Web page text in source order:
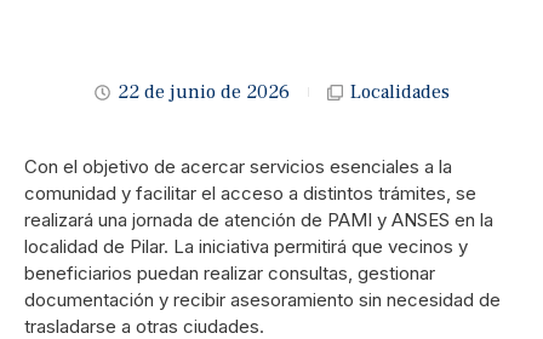
22 de junio de 2026 Localidades
Con el objetivo de acercar servicios esenciales a la
comunidad y facilitar el acceso a distintos trámites, se
realizará una jornada de atención de PAMI y ANSES en la
localidad de Pilar. La iniciativa permitirá que vecinos y
beneficiarios puedan realizar consultas, gestionar
documentación y recibir asesoramiento sin necesidad de
trasladarse a otras ciudades.